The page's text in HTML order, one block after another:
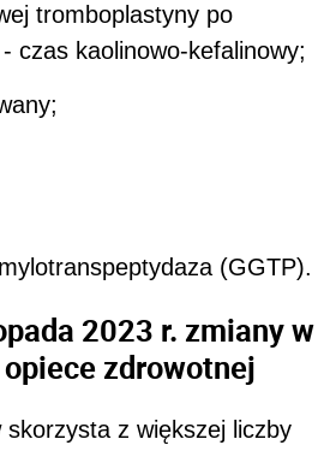
tromboplastyny po
czas kaolinowo-kefalinowy;
(GGTP).
2023 r. zmiany w
zdrowotnej
z większej liczby